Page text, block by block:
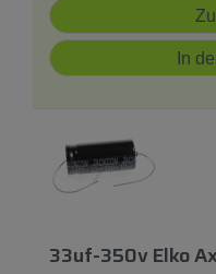
In
33uf-350v Elko